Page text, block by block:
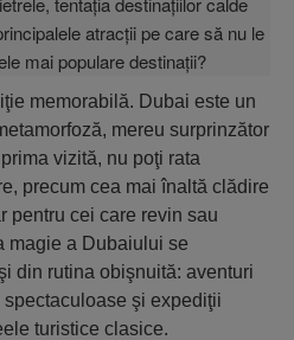
memorabilă. Dubai este un
mereu surprinzător
vizită, nu poţi rata
precum cea mai înaltă clădire
pentru cei care revin sau
magie a Dubaiului se
din rutina obişnuită: aventuri
şi expediţii
turistice clasice.